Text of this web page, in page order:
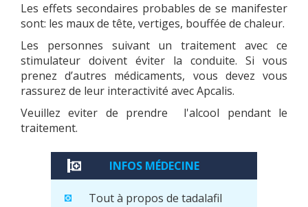
Les effets secondaires probables de se manifester
sont: les maux de tête, vertiges, bouffée de chaleur.
Les personnes suivant un traitement avec ce
stimulateur doivent éviter la conduite. Si vous
prenez d’autres médicaments, vous devez vous
rassurez de leur interactivité avec Apcalis.
Veuillez eviter de prendre l'alcool pendant le
traitement.
INFOS MÉDECINE
Tout à propos de tadalafil